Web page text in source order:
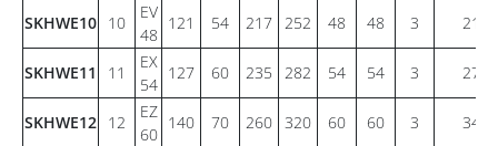
SKHWE10 10
EV
48
121 54 217 252 48 48 3 21,8
SKHWE11 11
EX
54
127 60 235 282 54 54 3 27,6
SKHWE12 12
EZ
60
140 70 260 320 60 60 3 34,2